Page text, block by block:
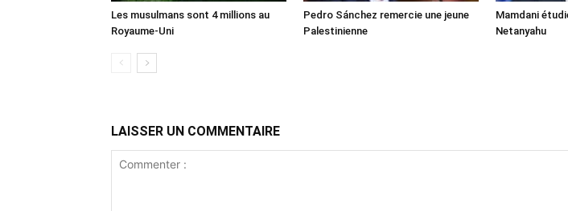
Les musulmans sont 4 millions au
Royaume-Uni
Pedro Sánchez remercie une jeune
Palestinienne
Mamdani
Netanyahu
LAISSER UN COMMENTAIRE